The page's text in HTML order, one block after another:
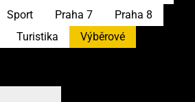
Sport Praha 7
Praha 8
Turistika Výběrové